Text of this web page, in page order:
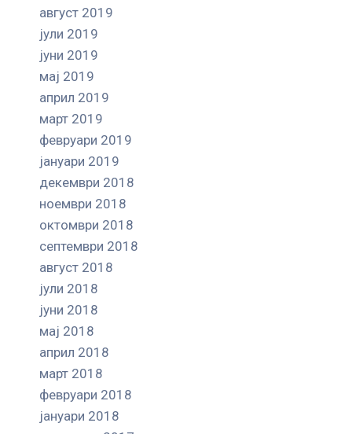
август 2019
јули 2019
јуни 2019
мај 2019
април 2019
март 2019
февруари 2019
јануари 2019
декември 2018
ноември 2018
октомври 2018
септември 2018
август 2018
јули 2018
јуни 2018
мај 2018
април 2018
март 2018
февруари 2018
јануари 2018